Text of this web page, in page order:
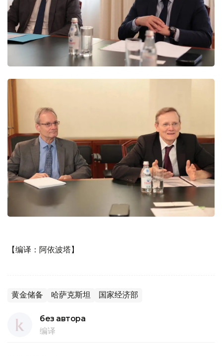
【编译：阿依波塔】
黄金储备 哈萨克斯坦 国家经济部
без автора
编译